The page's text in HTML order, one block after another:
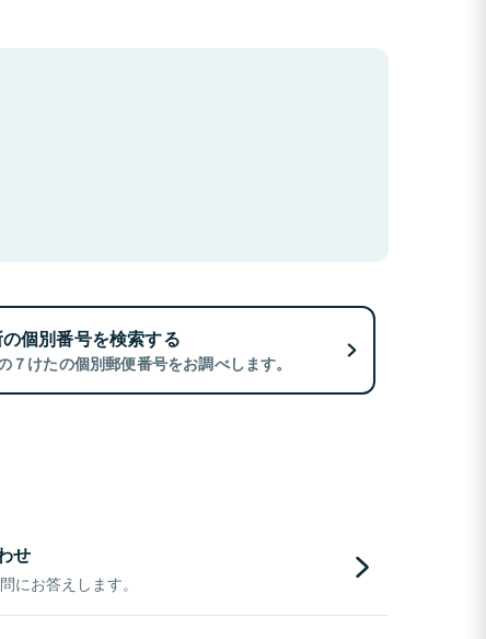
個別番号を検索する
７けたの個別郵便番号をお調べします。
せ
にお答えします。